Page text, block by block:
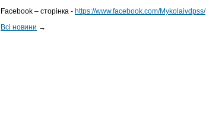
Facebook – сторінка - https://www.facebook.com/Mykolaivdpss/
Всі новини →